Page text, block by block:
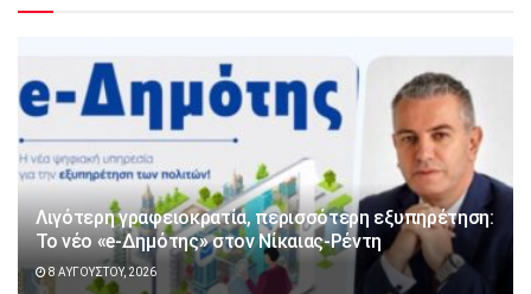
Λιγότερη γραφειοκρατία, περισσότερη εξυπηρέτηση:
Το νέο «e-Δημότης» στον Νίκαιας-Ρέντη
8 ΑΥΓΟΎΣΤΟΥ, 2026